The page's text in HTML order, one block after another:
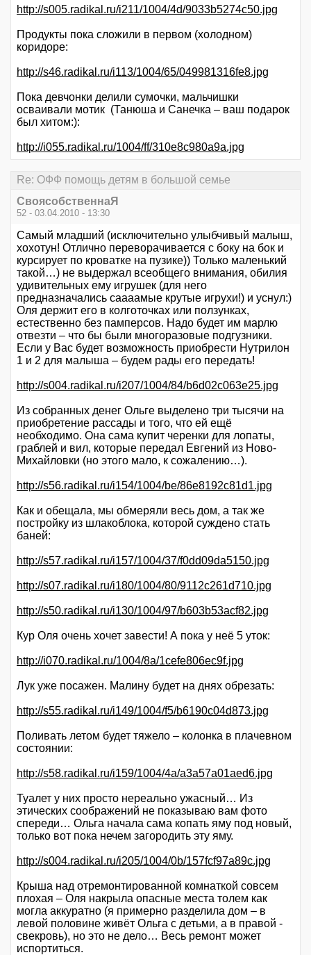
http://s005.radikal.ru/i211/1004/4d/9033b5274c50.jpg
Продукты пока сложили в первом (холодном)
коридоре:
http://s46.radikal.ru/i113/1004/65/049981316fe8.jpg
Пока девчонки делили сумочки, мальчишки
осваивали мотик (Танюша и Санечка – ваш подарок
был хитом:):
http://i055.radikal.ru/1004/ff/310e8c980a9a.jpg
Re: ОФФ помощь детям в большой семье
СвоясобственнаЯ
52 - 03.04.2010 - 13:30
Самый младший (исключительно улыбчивый малыш,
хохотун! Отлично переворачивается с боку на бок и
курсирует по кроватке на пузике)) Только маленький
такой…) не выдержал всеобщего внимания, обилия
удивительных ему игрушек (для него
предназначались саааамые крутые игрухи!) и уснул:)
Оля держит его в колготочках или ползунках,
естественно без памперсов. Надо будет им марлю
отвезти – что бы были многоразовые подгузники.
Если у Вас будет возможность приобрести Нутрилон
1 и 2 для малыша – будем рады его передать!
http://s004.radikal.ru/i207/1004/84/b6d02c063e25.jpg
Из собранных денег Ольге выделено три тысячи на
приобретение рассады и того, что ей ещё
необходимо. Она сама купит черенки для лопаты,
граблей и вил, которые передал Евгений из Ново-
Михайловки (но этого мало, к сожалению…).
http://s56.radikal.ru/i154/1004/be/86e8192c81d1.jpg
Как и обещала, мы обмеряли весь дом, а так же
постройку из шлакоблока, которой суждено стать
баней:
http://s57.radikal.ru/i157/1004/37/f0dd09da5150.jpg
http://s07.radikal.ru/i180/1004/80/9112c261d710.jpg
http://s50.radikal.ru/i130/1004/97/b603b53acf82.jpg
Кур Оля очень хочет завести! А пока у неё 5 уток:
http://i070.radikal.ru/1004/8a/1cefe806ec9f.jpg
Лук уже посажен. Малину будет на днях обрезать:
http://s55.radikal.ru/i149/1004/f5/b6190c04d873.jpg
Поливать летом будет тяжело – колонка в плачевном
состоянии:
http://s58.radikal.ru/i159/1004/4a/a3a57a01aed6.jpg
Туалет у них просто нереально ужасный… Из
этических соображений не показываю вам фото
спереди… Ольга начала сама копать яму под новый,
только вот пока нечем загородить эту яму.
http://s004.radikal.ru/i205/1004/0b/157fcf97a89c.jpg
Крыша над отремонтированной комнаткой совсем
плохая – Оля накрыла опасные места толем как
могла аккуратно (я примерно разделила дом – в
левой половине живёт Ольга с детьми, а в правой -
свекровь), но это не дело… Весь ремонт может
испортиться.